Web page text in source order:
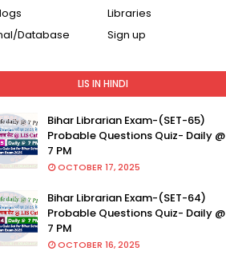
Libraries
Database
Sign up
LIS IN HINDI
Bihar Librarian Exam-(SET-65)
Probable Questions Quiz- Daily @
7 PM
OCTOBER 17, 2025
Bihar Librarian Exam-(SET-64)
Probable Questions Quiz- Daily @
7 PM
OCTOBER 16, 2025